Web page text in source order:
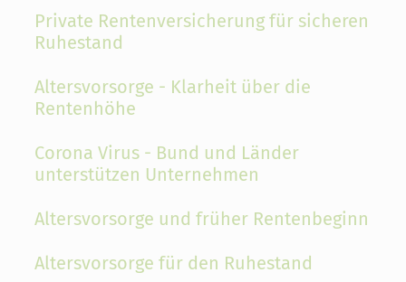
Private Rentenversicherung für sicheren
Ruhestand
Altersvorsorge - Klarheit über die
Rentenhöhe
Corona Virus - Bund und Länder
unterstützen Unternehmen
Altersvorsorge und früher Rentenbeginn
Altersvorsorge für den Ruhestand